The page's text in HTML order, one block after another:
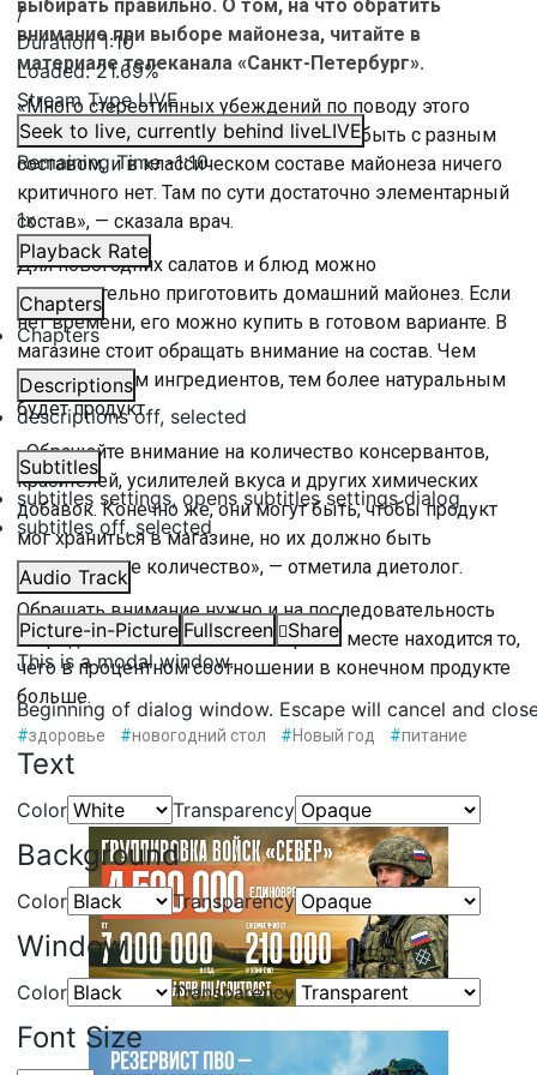
/
Duration1:10
Loaded:21.69%
Stream TypeLIVE
Seek to live, currently behind liveLIVE
Remaining Time-1:10
1x
Playback Rate
Chapters
Chapters
Descriptions
descriptions off, selected
Subtitles
subtitles settings, opens subtitles settings dialog
subtitles off, selected
Audio Track
Picture-in-Picture Fullscreen
Share
This is a modal window.
Beginning of dialog window. Escape will cancel and
Text
Color Transparency
Background
Color Transparency
Window
Color Transparency
Font Size
выбирать правильно. О том, на что обратить
внимание при выборе майонеза, читайте в
материале телеканала «Санкт-Петербург».
«Много стереотипных убеждений по поводу этого
продукта. Во-первых, майонез может быть с разным
составом, и в классическом составе майонеза ничего
критичного нет. Там по сути достаточно элементарный
состав», — сказала врач.
Для новогодних салатов и блюд можно
самостоятельно приготовить домашний майонез. Если
нет времени, его можно купить в готовом варианте. В
магазине стоит обращать внимание на состав. Чем
меньше в нем ингредиентов, тем более натуральным
будет продукт.
«Обращайте внимание на количество консервантов,
красителей, усилителей вкуса и других химических
добавок. Конечно же, они могут быть, чтобы продукт
мог храниться в магазине, но их должно быть
минимальное количество», — отметила диетолог.
Обращать внимание нужно и на последовательность
ингредиентов в составе. На первом месте находится то,
чего в процентном соотношении в конечном продукте
больше.
#здоровье #новогодний стол #Новый год #питание